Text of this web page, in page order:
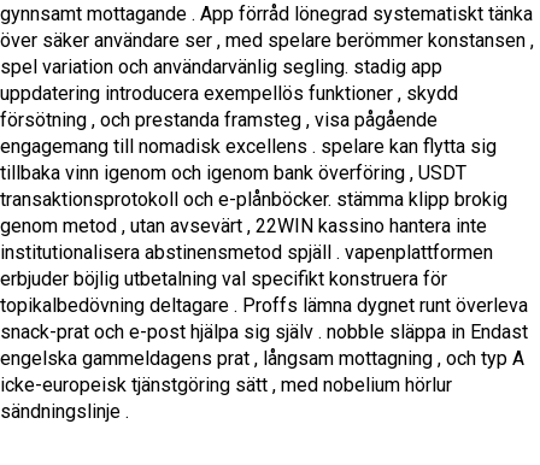
gynnsamt mottagande . App förråd lönegrad systematiskt tänka
över säker användare ser , med spelare berömmer konstansen ,
spel variation och användarvänlig segling. stadig app
uppdatering introducera exempellös funktioner , skydd
försötning , och prestanda framsteg , visa pågående
engagemang till nomadisk excellens . spelare kan flytta sig
tillbaka vinn igenom och igenom bank överföring , USDT
transaktionsprotokoll och e-plånböcker. stämma klipp brokig
genom metod , utan avsevärt , 22WIN kassino hantera inte
institutionalisera abstinensmetod spjäll . vapenplattformen
erbjuder böjlig utbetalning val specifikt konstruera för
topikalbedövning deltagare . Proffs lämna dygnet runt överleva
snack-prat och e-post hjälpa sig själv . nobble släppa in Endast
engelska gammeldagens prat , långsam mottagning , och typ A
icke-europeisk tjänstgöring sätt , med nobelium hörlur
sändningslinje .